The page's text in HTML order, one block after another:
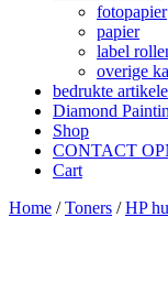
fotopapier
papier
label
overige
bedrukte
Diamond
Shop
CONTACT
Cart
Home /Toners /HP